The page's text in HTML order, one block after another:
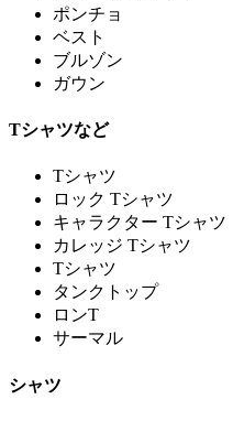
ポンチョ
ベスト
ブルゾン
ガウン
Tシャツなど
Tシャツ
ロック Tシャツ
キャラクター Tシャツ
カレッジ Tシャツ
Tシャツ
タンクトップ
ロンT
サーマル
シャツ